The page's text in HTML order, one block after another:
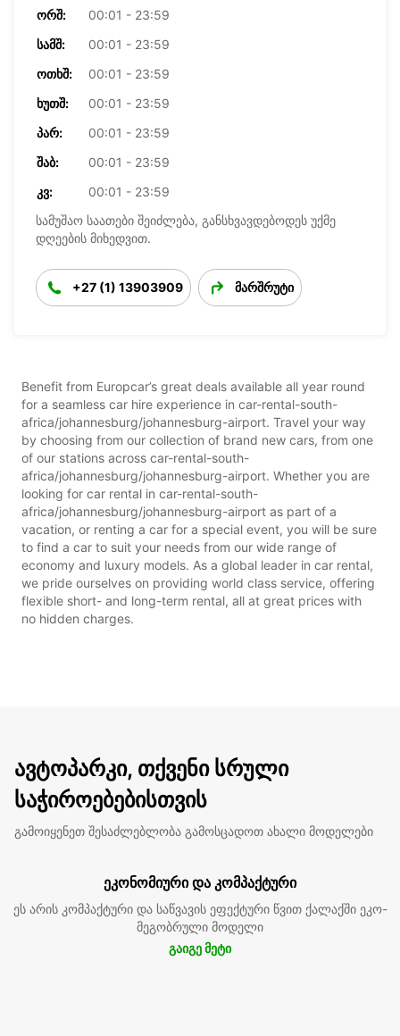
ᲝᲠᲨ:
00:01 - 23:59
ᲡᲐᲛᲨ:
00:01 - 23:59
ᲝᲗᲮᲨ:
00:01 - 23:59
ᲮᲣᲗᲨ:
00:01 - 23:59
ᲞᲐᲠ:
00:01 - 23:59
ᲨᲐᲑ:
00:01 - 23:59
ᲙᲕ:
00:01 - 23:59
სამუშაო საათები შეიძლება, განსხვავდებოდეს უქმე
დღეების მიხედვით.
+27 (1) 13903909 მარშრუტი
Benefit from Europcar’s great deals available all year round
for a seamless car hire experience in car-rental-south-
africa/johannesburg/johannesburg-airport. Travel your way
by choosing from our collection of brand new cars, from one
of our stations across car-rental-south-
africa/johannesburg/johannesburg-airport. Whether you are
looking for car rental in car-rental-south-
africa/johannesburg/johannesburg-airport as part of a
vacation, or renting a car for a special event, you will be sure
to find a car to suit your needs from our wide range of
economy and luxury models. As a global leader in car rental,
we pride ourselves on providing world class service, offering
flexible short- and long-term rental, all at great prices with
no hidden charges.
ავტოპარკი, თქვენი სრული
საჭიროებებისთვის
გამოიყენეთ შესაძლებლობა გამოსცადოთ ახალი მოდელები
ეკონომიური და კომპაქტური
ეს არის კომპაქტური და საწვავის ეფექტური წვით ქალაქში ეკო-
მეგობრული მოდელი
გაიგე მეტი